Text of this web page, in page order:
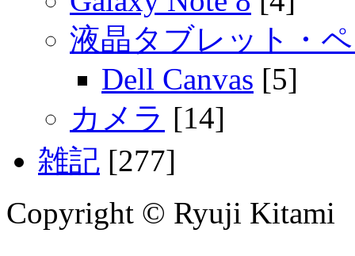
液晶タブレット・
Dell Canvas [5]
カメラ [14]
雑記 [277]
Copyright © Ryuji Kitami